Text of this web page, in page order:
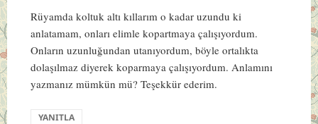
Rüyamda koltuk altı kıllarım o kadar uzundu ki
anlatamam, onları elimle kopartmaya çalışıyordum.
Onların uzunluğundan utanıyordum, böyle ortalıkta
dolaşılmaz diyerek koparmaya çalışıyordum. Anlamını
yazmanız mümkün mü? Teşekkür ederim.
YANITLA